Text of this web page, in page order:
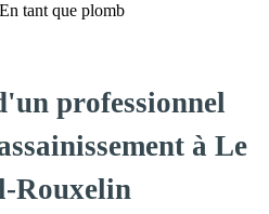
tant que plomb
professionnel
à Le
Rouxelin